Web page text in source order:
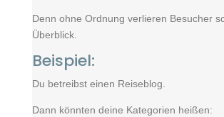
Denn ohne Ordnung verlieren Besucher
Überblick.
Beispiel:
Du betreibst einen Reiseblog.
Dann könnten deine Kategorien heißen: